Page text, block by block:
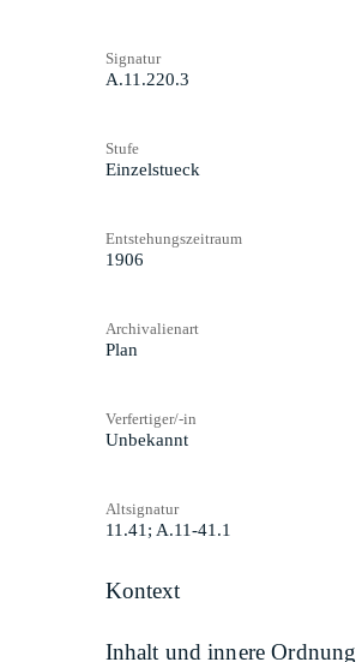
Signatur
A.11.220.3
Stufe
Einzelstueck
Entstehungszeitraum
1906
Archivalienart
Plan
Verfertiger/-in
Unbekannt
Altsignatur
11.41; A.11-41.1
Kontext
Inhalt und innere Ordnung